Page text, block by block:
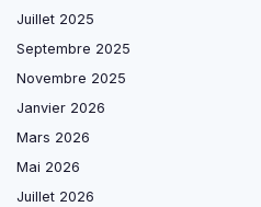
Juillet 2025
Septembre 2025
Novembre 2025
Janvier 2026
Mars 2026
Mai 2026
Juillet 2026